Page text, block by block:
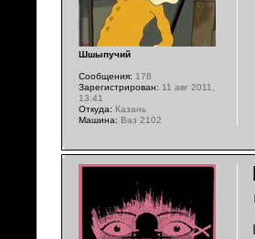
Шшыпучий
Сообщения: 178
Зарегистрирован: 11 авг 2011,
13:41
Откуда: Казань
Машина: Ваз 2102